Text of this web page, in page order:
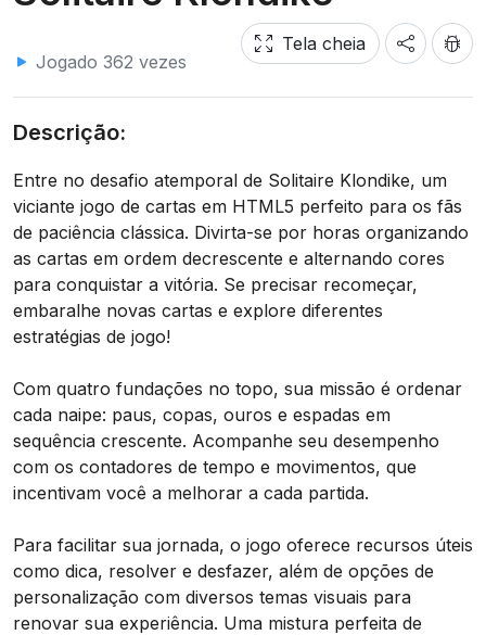
Jogado 362 vezes
Tela cheia
Descrição:
Entre no desafio atemporal de Solitaire Klondike, um
viciante jogo de cartas em HTML5 perfeito para os fãs
de paciência clássica. Divirta-se por horas organizando
as cartas em ordem decrescente e alternando cores
para conquistar a vitória. Se precisar recomeçar,
embaralhe novas cartas e explore diferentes
estratégias de jogo!
Com quatro fundações no topo, sua missão é ordenar
cada naipe: paus, copas, ouros e espadas em
sequência crescente. Acompanhe seu desempenho
com os contadores de tempo e movimentos, que
incentivam você a melhorar a cada partida.
Para facilitar sua jornada, o jogo oferece recursos úteis
como dica, resolver e desfazer, além de opções de
personalização com diversos temas visuais para
renovar sua experiência. Uma mistura perfeita de